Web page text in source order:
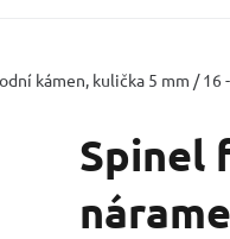
kámen, kulička 5 mm / 16
Spinel